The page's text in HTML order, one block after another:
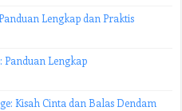
Lengkap dan Praktis
Panduan Lengkap
Kisah Cinta dan Balas Dendam